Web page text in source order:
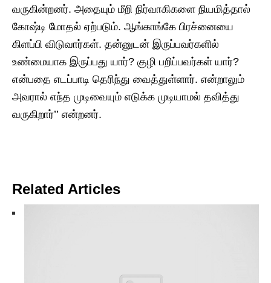
வருகின்றனர். அதையும் மீறி நிர்வாகிகளை நியமித்தால்
கோஷ்டி மோதல் ஏற்படும். ஆங்காங்கே பிரச்னையை
கிளப்பி விடுவார்கள். தன்னுடன் இருப்பவர்களில்
உண்மையாக இருப்பது யார்? குழி பறிப்பவர்கள் யார்?
என்பதை எடப்பாடி தெரிந்து வைத்துள்ளார். என்றாலும்
அவரால் எந்த முடிவையும் எடுக்க முடியாமல் தவித்து
வருகிறார்’’ என்றனர்.
Related Articles